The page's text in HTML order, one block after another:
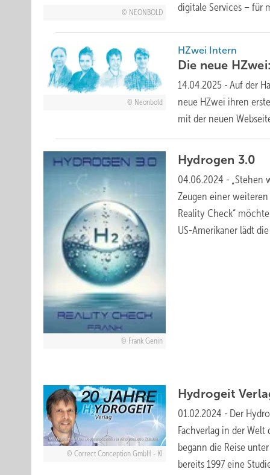
NEONBOLD
digitale Services – für
Neonbold
HZwei Intern
Die neue
14.04.2025 - Auf der
neue HZwei ihren
mit der neuen
Frank Genin
Hydrogen 3.0
04.06.2024 -
Zeugen einer
Reality Check“
US-Amerikaner lädt
Correct Conception GmbH - KI
Hydrogeit
01.02.2024 - Der
Fachverlag in der
begann die Reise
bereits 1997 eine